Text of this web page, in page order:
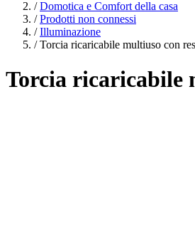
/ Domotica e Comfort della casa
/ Prodotti non connessi
/ Illuminazione
/ Torcia ricaricabile multiuso con
Torcia ricaricabile